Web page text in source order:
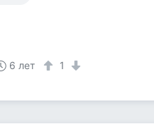
6 лет 1